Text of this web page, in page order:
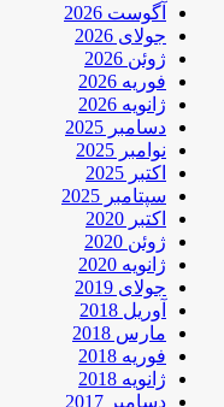
آگوست 2026
جولای 2026
ژوئن 2026
فوریه 2026
ژانویه 2026
دسامبر 2025
نوامبر 2025
اکتبر 2025
سپتامبر 2025
اکتبر 2020
ژوئن 2020
ژانویه 2020
جولای 2019
آوریل 2018
مارس 2018
فوریه 2018
ژانویه 2018
دسامبر 2017